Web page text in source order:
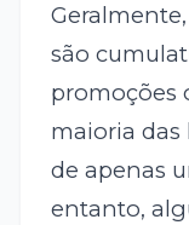
são
promoções
maioria das
de apenas
entanto,